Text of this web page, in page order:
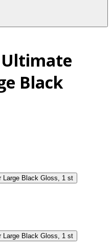
Ultimate
Black
Large Black Gloss, 1 st
Large Black Gloss, 1 st